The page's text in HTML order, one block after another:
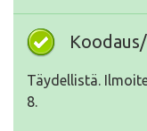
Täydellistä.
8.